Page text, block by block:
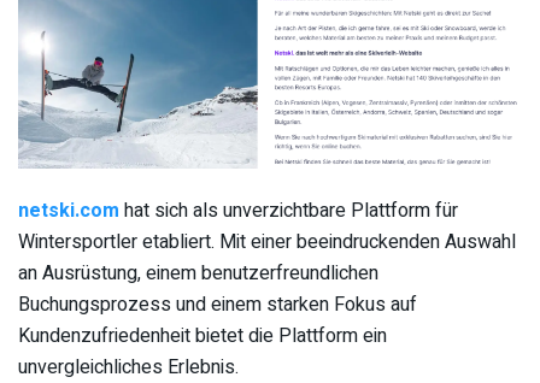
netski.com hat sich als unverzichtbare Plattform für
Wintersportler etabliert. Mit einer beeindruckenden Auswahl
an Ausrüstung, einem benutzerfreundlichen
Buchungsprozess und einem starken Fokus auf
Kundenzufriedenheit bietet die Plattform ein
unvergleichliches Erlebnis.